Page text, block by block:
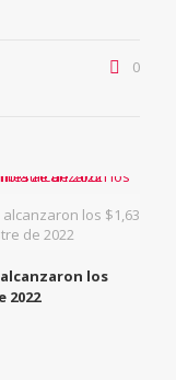
0
los $1,63
de 2022
los
2022